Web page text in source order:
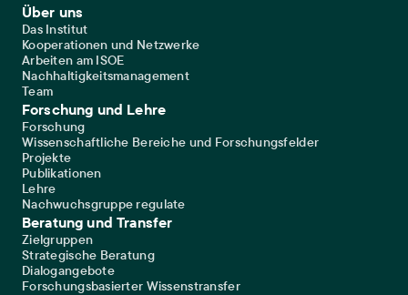
Footer Main Navigation
Über uns
Das Institut
Kooperationen und Netzwerke
Arbeiten am ISOE
Nachhaltigkeitsmanagement
Team
Forschung und Lehre
Forschung
Wissenschaftliche Bereiche und Forschungsfelder
Projekte
Publikationen
Lehre
Nachwuchsgruppe regulate
Beratung und Transfer
Zielgruppen
Strategische Beratung
Dialogangebote
Forschungsbasierter Wissenstransfer